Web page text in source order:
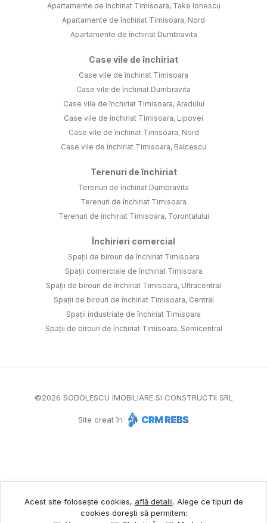
Apartamente de închiriat Timisoara, Take Ionescu
Apartamente de închiriat Timisoara, Nord
Apartamente de închiriat Dumbravita
Case vile de închiriat
Case vile de închiriat Timisoara
Case vile de închiriat Dumbravita
Case vile de închiriat Timisoara, Aradului
Case vile de închiriat Timisoara, Lipovei
Case vile de închiriat Timisoara, Nord
Case vile de închiriat Timisoara, Balcescu
Terenuri de închiriat
Terenuri de închiriat Dumbravita
Terenuri de închiriat Timisoara
Terenuri de închiriat Timisoara, Torontalului
Închirieri comercial
Spații de birouri de închiriat Timisoara
Spații comerciale de închiriat Timisoara
Spații de birouri de închiriat Timisoara, Ultracentral
Spații de birouri de închiriat Timisoara, Central
Spații industriale de închiriat Timisoara
Spații de birouri de închiriat Timisoara, Semicentral
©2026 SODOLESCU IMOBILIARE SI CONSTRUCTII SRL
Site creat în
Acest site folosește cookies, află detalii. Alege ce tipuri de
cookies dorești să permitem: